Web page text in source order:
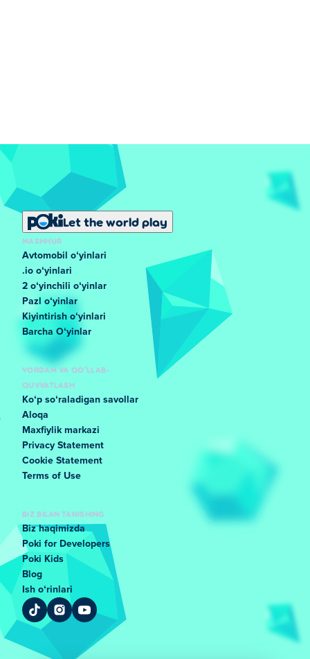
Let the world play
MASHHUR
Avtomobil oʻyinlari
.io oʻyinlari
2 oʻyinchili oʻyinlar
Pazl oʻyinlar
Kiyintirish oʻyinlari
Barcha Oʻyinlar
YORDAM VA QO'LLAB-
QUVVATLASH
Koʻp soʻraladigan savollar
Aloqa
Maxfiylik markazi
Privacy Statement
Cookie Statement
Terms of Use
BIZ BILAN TANISHING
Biz haqimizda
Poki for Developers
Poki Kids
Blog
Ish oʻrinlari